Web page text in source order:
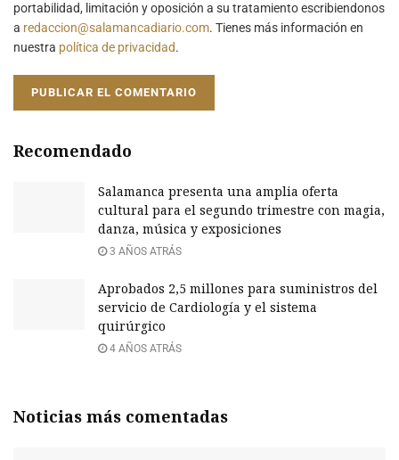
portabilidad, limitación y oposición a su tratamiento escribiendonos
a redaccion@salamancadiario.com. Tienes más información en
nuestra política de privacidad.
Recomendado
Salamanca presenta una amplia oferta
cultural para el segundo trimestre con magia,
danza, música y exposiciones
3 AÑOS ATRÁS
Aprobados 2,5 millones para suministros del
servicio de Cardiología y el sistema
quirúrgico
4 AÑOS ATRÁS
Noticias más comentadas